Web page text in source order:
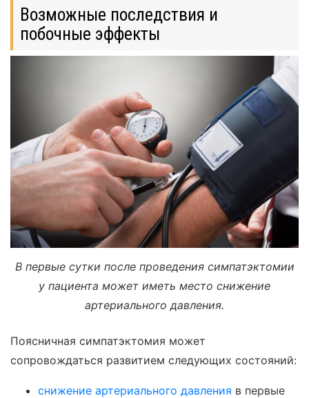
Возможные последствия и
побочные эффекты
В первые сутки после проведения симпатэктомии
у пациента может иметь место снижение
артериального давления.
Поясничная симпатэктомия может
сопровождаться развитием следующих состояний:
снижение артериального давления в первые